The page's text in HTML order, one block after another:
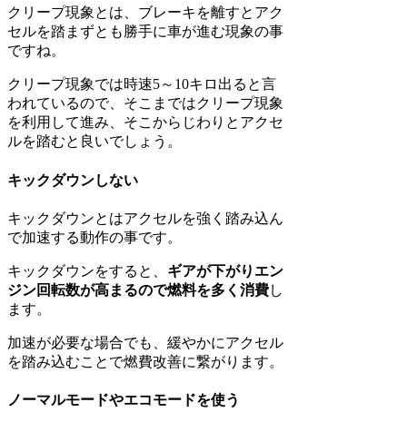
クリープ現象とは、ブレーキを離すとアク
セルを踏まずとも勝手に車が進む現象の事
ですね。
クリープ現象では時速5～10キロ出ると言
われているので、そこまではクリープ現象
を利用して進み、そこからじわりとアクセ
ルを踏むと良いでしょう。
キックダウンしない
キックダウンとはアクセルを強く踏み込ん
で加速する動作の事です。
キックダウンをすると、 ギアが下がりエン
ジン回転数が高まるので燃料を多く消費し
ます。
加速が必要な場合でも、緩やかにアクセル
を踏み込むことで燃費改善に繋がります。
ノーマルモードやエコモードを使う